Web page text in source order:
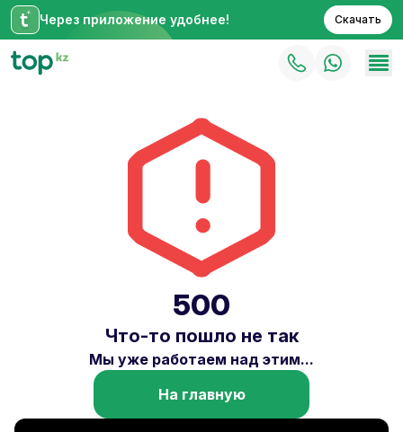
Через приложение удобнее! Скачать
500
Что-то пошло не так
Мы уже работаем над этим...
На главную